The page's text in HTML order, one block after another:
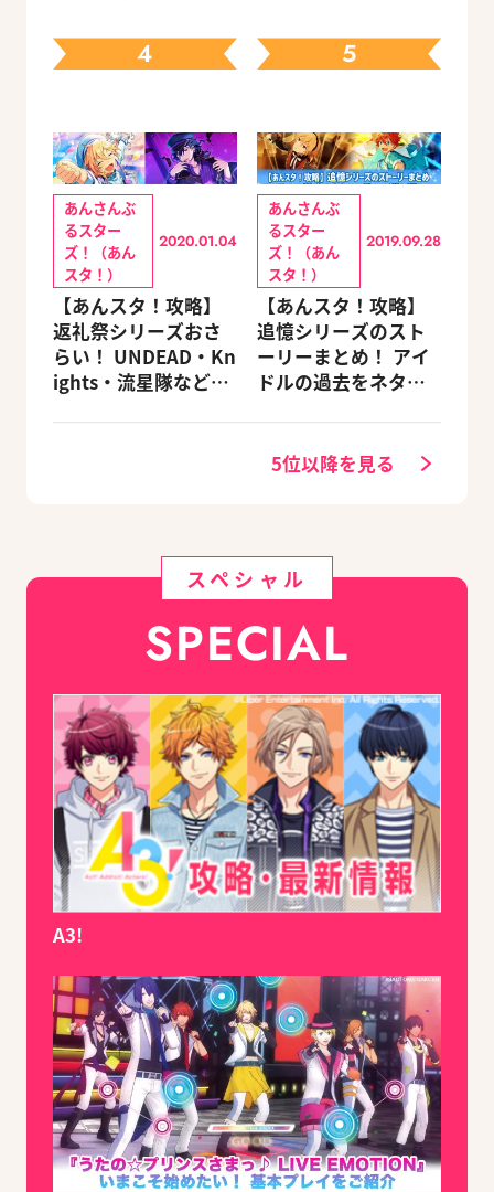
る豪華グッズ付き限
定セットも同時発売
4
あんさんぶ
るスター
ズ！（あん
スタ！）
2020.01.04
【あんスタ！攻略】
返礼祭シリーズおさ
らい！ UNDEAD・Kn
ights・流星隊など、
5
あんさんぶ
るスター
ズ！（あん
スタ！）
2019.09.28
【あんスタ！攻略】
追憶シリーズのスト
ーリーまとめ！ アイ
ドルの過去をネタバ
5位以降を見る
スペシャル
SPECIAL
A3!